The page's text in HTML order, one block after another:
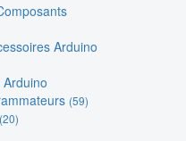
Arduino
(59)
(20)